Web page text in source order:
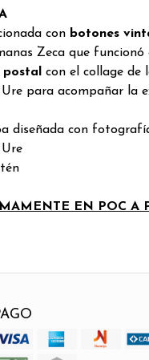
con botones
Zeca que
postal con el collage de
para acompañar la
diseñada con
EN POC A